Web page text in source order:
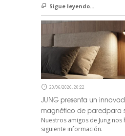
Sigue leyendo...
20/06/2026, 20:22
JUNG presenta un
magnético de paredpara
Nuestros amigos de Jung nos
siguiente información.